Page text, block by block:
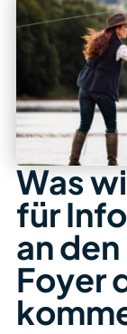
Was
für
an
Foyer